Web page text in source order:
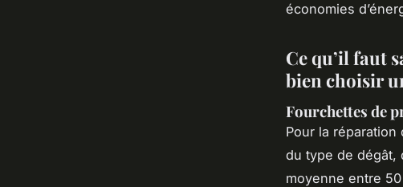
économies
Ce qu’il faut
bien choisir
Fourchettes de
Pour la réparation
du type de dégât,
moyenne entre